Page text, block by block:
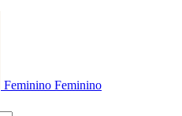
Feminino Feminino